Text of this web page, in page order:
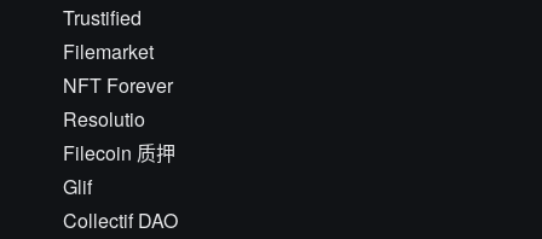
Trustified
Filemarket
NFT Forever
Resolutio
Filecoin 质押
Glif
Collectif DAO